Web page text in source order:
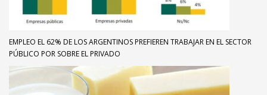
EMPLEO EL 62% DE LOS ARGENTINOS PREFIEREN TRABAJAR EN EL SECTOR
PÚBLICO POR SOBRE EL PRIVADO